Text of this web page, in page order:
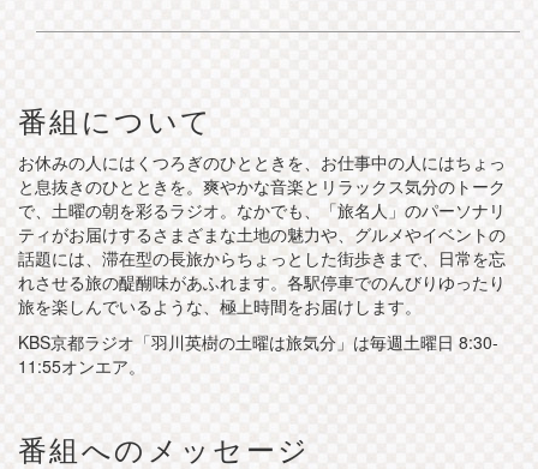
番組について
お休みの人にはくつろぎのひとときを、お仕事中の人にはちょっ
と息抜きのひとときを。爽やかな音楽とリラックス気分のトーク
で、土曜の朝を彩るラジオ。なかでも、「旅名人」のパーソナリ
ティがお届けするさまざまな土地の魅力や、グルメやイベントの
話題には、滞在型の長旅からちょっとした街歩きまで、日常を忘
れさせる旅の醍醐味があふれます。各駅停車でのんびりゆったり
旅を楽しんでいるような、極上時間をお届けします。
KBS京都ラジオ「羽川英樹の土曜は旅気分」は毎週土曜日 8:30-
11:55オンエア。
番組へのメッセージ